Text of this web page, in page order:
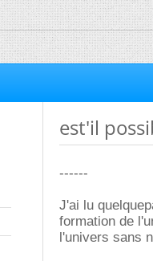
est'il
------
J'ai lu
formation de
l'univers sans